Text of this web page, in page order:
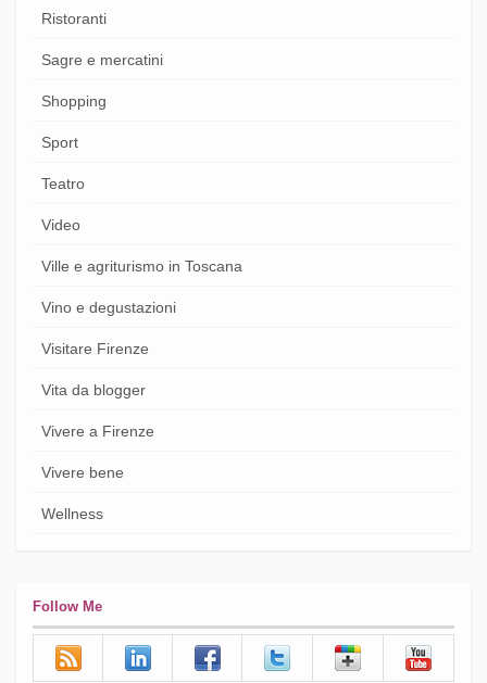
Ristoranti
Sagre e mercatini
Shopping
Sport
Teatro
Video
Ville e agriturismo in Toscana
Vino e degustazioni
Visitare Firenze
Vita da blogger
Vivere a Firenze
Vivere bene
Wellness
Follow Me